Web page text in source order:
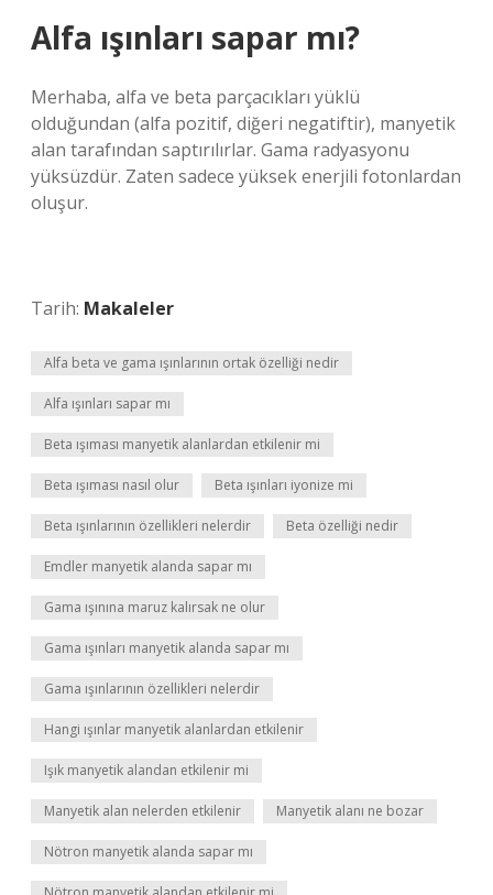
Alfa ışınları sapar mı?
Merhaba, alfa ve beta parçacıkları yüklü
olduğundan (alfa pozitif, diğeri negatiftir), manyetik
alan tarafından saptırılırlar. Gama radyasyonu
yüksüzdür. Zaten sadece yüksek enerjili fotonlardan
oluşur.
Tarih: Makaleler
Alfa beta ve gama ışınlarının ortak özelliği nedir
Alfa ışınları sapar mı
Beta ışıması manyetik alanlardan etkilenir mi
Beta ışıması nasıl olur Beta ışınları iyonize mi
Beta ışınlarının özellikleri nelerdir Beta özelliği nedir
Emdler manyetik alanda sapar mı
Gama ışınına maruz kalırsak ne olur
Gama ışınları manyetik alanda sapar mı
Gama ışınlarının özellikleri nelerdir
Hangi ışınlar manyetik alanlardan etkilenir
Işık manyetik alandan etkilenir mi
Manyetik alan nelerden etkilenir Manyetik alanı ne bozar
Nötron manyetik alanda sapar mı